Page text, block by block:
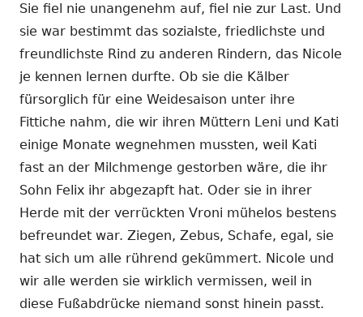
Sie fiel nie unangenehm auf, fiel nie zur Last. Und
sie war bestimmt das sozialste, friedlichste und
freundlichste Rind zu anderen Rindern, das Nicole
je kennen lernen durfte. Ob sie die Kälber
fürsorglich für eine Weidesaison unter ihre
Fittiche nahm, die wir ihren Müttern Leni und Kati
einige Monate wegnehmen mussten, weil Kati
fast an der Milchmenge gestorben wäre, die ihr
Sohn Felix ihr abgezapft hat. Oder sie in ihrer
Herde mit der verrückten Vroni mühelos bestens
befreundet war. Ziegen, Zebus, Schafe, egal, sie
hat sich um alle rührend gekümmert. Nicole und
wir alle werden sie wirklich vermissen, weil in
diese Fußabdrücke niemand sonst hinein passt.